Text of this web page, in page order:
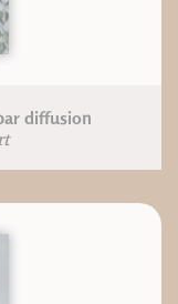
diffusion